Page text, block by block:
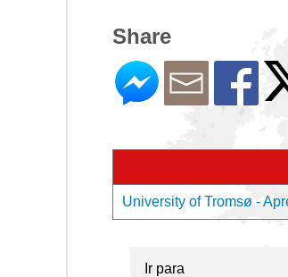
Share
University of Tromsø -
Ir para